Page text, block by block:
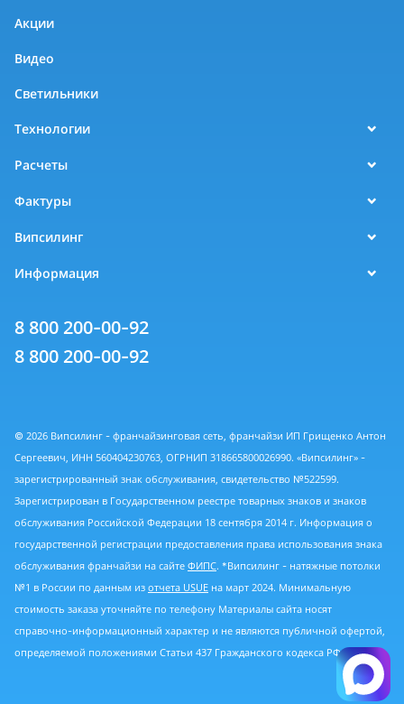
Акции
Видео
Светильники
Технологии
Расчеты
Фактуры
Випсилинг
Информация
8 800 200-00-92
8 800 200-00-92
© 2026 Випсилинг - франчайзинговая сеть, франчайзи ИП Грищенко Антон
Сергеевич, ИНН 560404230763, ОГРНИП 318665800026990. «Випсилинг» -
зарегистрированный знак обслуживания, свидетельство №522599.
Зарегистрирован в Государственном реестре товарных знаков и знаков
обслуживания Российской Федерации 18 сентября 2014 г. Информация о
государственной регистрации предоставления права использования знака
обслуживания франчайзи на сайте ФИПС. *Випсилинг - натяжные потолки
№1 в России по данным из отчета USUE на март 2024. Минимальную
стоимость заказа уточняйте по телефону Материалы сайта носят
справочно-информационный характер и не являются публичной офертой,
определяемой положениями Статьи 437 Гражданского кодекса РФ.